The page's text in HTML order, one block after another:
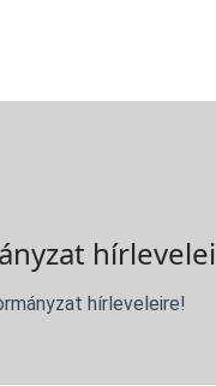
hírlevelei
hírleveleire!